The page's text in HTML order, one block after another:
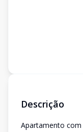
Descrição
Apartamento